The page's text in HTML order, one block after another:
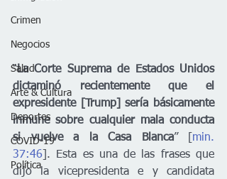
Crimen
Negocios
Salud
Arte & Cultura
Deportes
COVID-19
Política
“La Corte Suprema de Estados Unidos
dictaminó recientemente que el
expresidente [Trump] sería básicamente
inmune sobre cualquier mala conducta
si vuelve a la Casa Blanca” [ min.
37:46 ]. Esta es una de las frases que
dijo la vicepresidenta e y candidata